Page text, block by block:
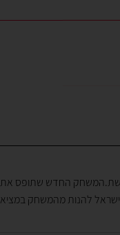
החדש שתופס את
להנות מהמשחק